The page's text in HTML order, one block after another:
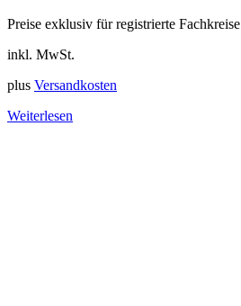
Preise exklusiv für registrierte Fachkreise
inkl. MwSt.
plus Versandkosten
Weiterlesen